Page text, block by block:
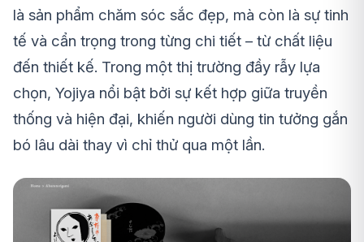
là sản phẩm chăm sóc sắc đẹp, mà còn là sự tinh
tế và cẩn trọng trong từng chi tiết – từ chất liệu
đến thiết kế. Trong một thị trường đầy rẫy lựa
chọn, Yojiya nổi bật bởi sự kết hợp giữa truyền
thống và hiện đại, khiến người dùng tin tưởng gắn
bó lâu dài thay vì chỉ thử qua một lần.